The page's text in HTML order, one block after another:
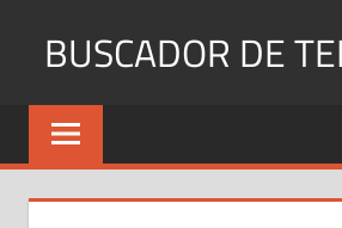
BUSCADOR DE
Identifica
Números
y